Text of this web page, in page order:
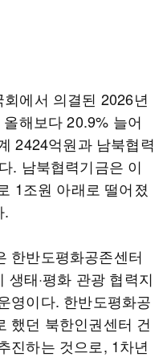
에서 의결된 2026년
해보다 20.9% 늘어
2424억원과 남북협력
. 남북협력기금은 이
1조원 아래로 떨어졌
.
한반도평화공존센터
태·평화 관광 협력지
영이다. 한반도평화공
했던 북한인권센터 건
진하는 것으로, 1차년